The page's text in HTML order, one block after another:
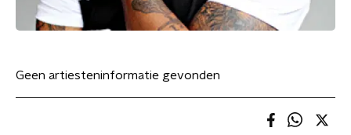
Geen artiesteninformatie gevonden